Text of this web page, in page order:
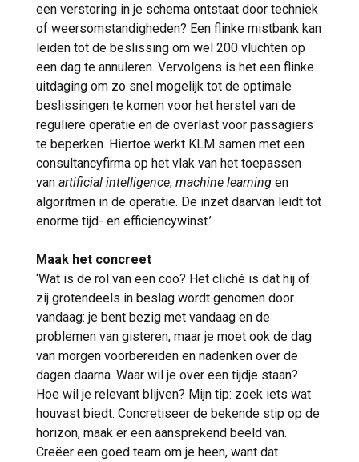
een verstoring in je schema ontstaat door techniek
of weersomstandigheden? Een flinke mistbank kan
leiden tot de beslissing om wel 200 vluchten op
een dag te annuleren. Vervolgens is het een flinke
uitdaging om zo snel mogelijk tot de optimale
beslissingen te komen voor het herstel van de
reguliere operatie en de overlast voor passagiers
te beperken. Hiertoe werkt KLM samen met een
consultancyfirma op het vlak van het toepassen
van artificial intelligence, machine learning en
algoritmen in de operatie. De inzet daarvan leidt tot
enorme tijd- en efficiencywinst.’
Maak het concreet
‘Wat is de rol van een coo? Het cliché is dat hij of
zij grotendeels in beslag wordt genomen door
vandaag: je bent bezig met vandaag en de
problemen van gisteren, maar je moet ook de dag
van morgen voorbereiden en nadenken over de
dagen daarna. Waar wil je over een tijdje staan?
Hoe wil je relevant blijven? Mijn tip: zoek iets wat
houvast biedt. Concretiseer de bekende stip op de
horizon, maak er een aansprekend beeld van.
Creëer een goed team om je heen, want dat